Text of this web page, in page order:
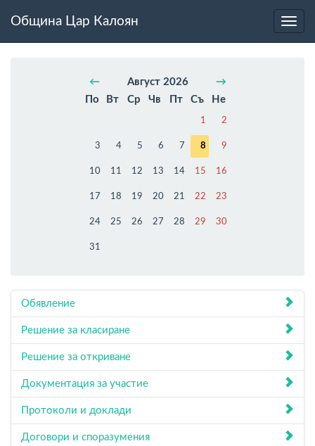
Община Цар Калоян
← Август 2026
→
По
Вт Ср Чв Пт Съ Не
1 2
3 4 5 6 7 8 9
10 11 12 13 14 15 16
17 18 19 20 21 22 23
24 25 26 27 28 29 30
31
Обявление
Решение за класиране
Решение за откриване
Документация за участие
Протоколи и доклади
Договори и споразумения